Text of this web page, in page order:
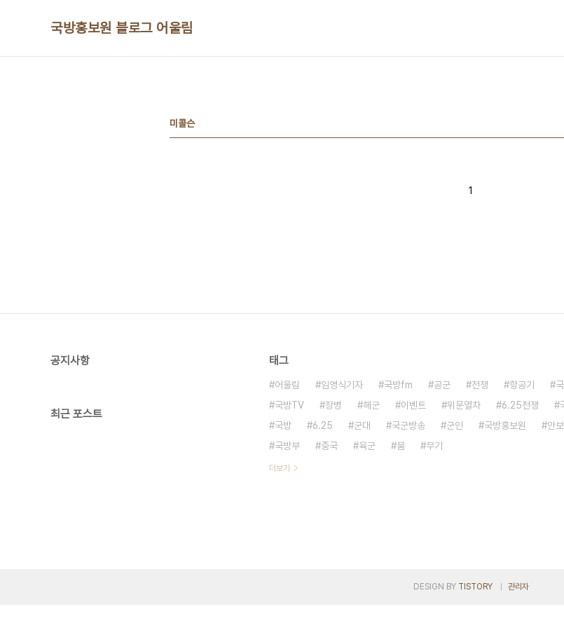
국방홍보원 블로그 어울림
미콜슨
1
공지사항
최근 포스트
태그
어울림 임영식기자 국방fm 공군 전쟁 항공기
국방TV
장병 해군 이벤트 위문열차 6.25전쟁
국방
6.25 군대 국군방송 군인 국방홍보원 안보
국방부
중국 육군 붐 무기
더보기
DESIGN BY TISTORY 관리자